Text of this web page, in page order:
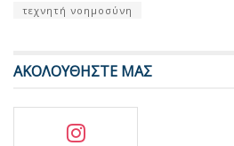
τεχνητή νοημοσύνη
ΑΚΟΛΟΥΘΗΣΤΕ ΜΑΣ